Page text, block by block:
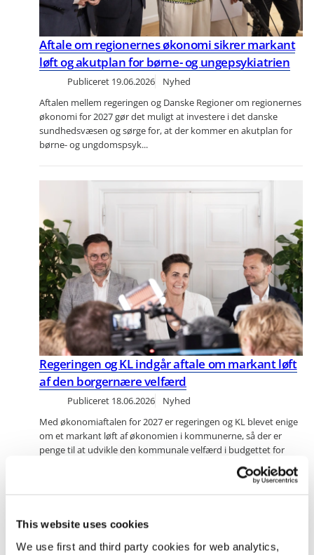
This website uses cookies
We use first and third party cookies for web analytics,
Aftale om regionernes økonomi sikrer markant
løft og akutplan for børne- og ungepsykiatrien
Publiceret 19.06.2026
Nyhed
Aftalen mellem regeringen og Danske Regioner om regionernes
økonomi for 2027 gør det muligt at investere i det danske
sundhedsvæsen og sørge for, at der kommer en akutplan for
børne- og ungdomspsyk...
Regeringen og KL indgår aftale om markant løft
af den borgernære velfærd
Publiceret 18.06.2026
Nyhed
Med økonomiaftalen for 2027 er regeringen og KL blevet enige
om et markant løft af økonomien i kommunerne, så der er
penge til at udvikle den kommunale velfærd i budgettet for
særlig rådgiver
Publiceret 16.06.2026 Nyhed